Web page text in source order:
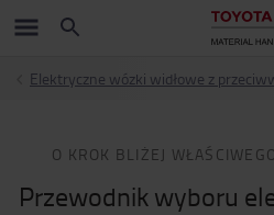
Elektryczne wózki widłowe z
O KROK BLIŻEJ
Przewodnik wyboru